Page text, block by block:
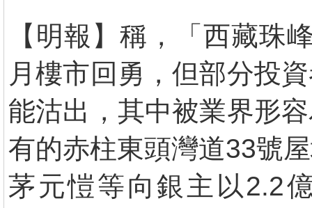
【明報】稱，「西藏珠
月樓市回勇，但部分投
能沽出，其中被業界形
有的赤柱東頭灣道33號
茅元愷等向銀主以2.2